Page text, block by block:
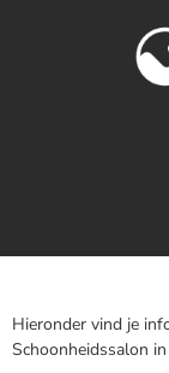
Hieronder vind je
Schoonheidssalon